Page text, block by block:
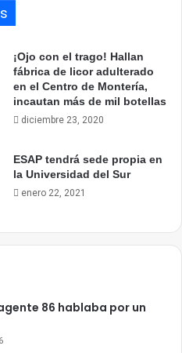
¡Ojo con el trago! Hallan
fábrica de licor adulterado
en el Centro de Montería,
incautan más de mil botellas
diciembre 23, 2020
ESAP tendrá sede propia en
la Universidad del Sur
enero 22, 2021
86 hablaba por un